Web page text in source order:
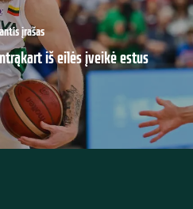
įrašas
iš eilės įveikė estus